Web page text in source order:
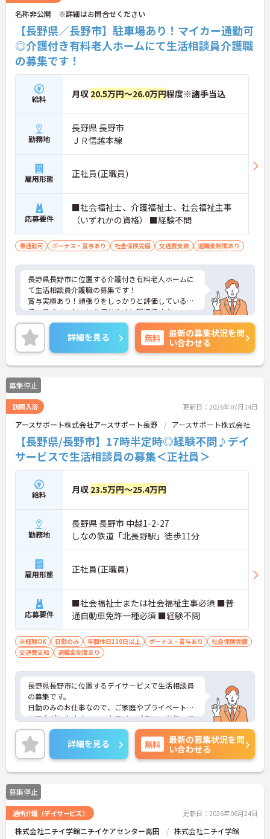
名称非公開 ※詳細はお問合せください
【長野県／長野市】駐車場あり！マイカー通勤可
◎介護付き有料老人ホームにて生活相談員介護職
の募集です！
給料 月収 20.5万円～26.0万円程度※諸手当込
勤務地
長野県 長野市
ＪＲ信越本線
雇用形態 正社員(正職員)
応募要件
■社会福祉士、介護福祉士、社会福祉主事
（いずれかの資格） ■経験不問
車通勤可 ボーナス・賞与あり 社会保険完備 交通費支給 退職金制度あり
長野県長野市に位置する介護付き有料老人ホームに
て生活相談員介護職の募集です！
賞与実績あり！頑張りをしっかりと評価しているの
で、モチベーションを保ちやすい環境です♪
勤務日は相談に応じますのでワークライフバランス
を大切にしながら働いていただけます◎
ご興味のある方は、マイナビ介護職までお問い合わ
せください。
詳細を見る 無料
最新の募集状況を問
い合わせる
募集停止
訪問入浴 更新日：2026年07月14日
アースサポート株式会社アースサポート長野 アースサポート株式会社
【長野県/長野市】17時半定時◎経験不問♪デイ
サービスで生活相談員の募集＜正社員＞
給料 月収 23.5万円～25.4万円
勤務地
長野県 長野市 中越1-2-27
しなの鉄道「北長野駅」徒歩11分
雇用形態 正社員(正職員)
応募要件
■社会福祉士または社会福祉主事必須 ■普
通自動車免許一種必須 ■経験不問
未経験OK 日勤のみ 年間休日110日以上 ボーナス・賞与あり
社会保険完備
交通費支給
退職金制度あり
長野県長野市に位置するデイサービスで生活相談員
の募集です。
日勤のみのお仕事なので、ご家庭やプライベートと
の両立がしやすく、ワークライフバランスを保って
お仕事いただけます♪
また、各種福利厚生充実！安定して長く働きやすい
環境です！
ご興味のある方はご面接のポイントお伝えしますの
でご気軽にお問い合わせください。
詳細を見る 無料
最新の募集状況を問
い合わせる
募集停止
通所介護（デイサービス） 更新日：2026年06月24日
株式会社ニチイ学館ニチイケアセンター高田 株式会社ニチイ学館